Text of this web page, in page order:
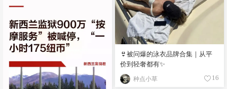
👙被问爆的泳衣品牌合集｜从平
价到轻奢都有✨
种点小草 16